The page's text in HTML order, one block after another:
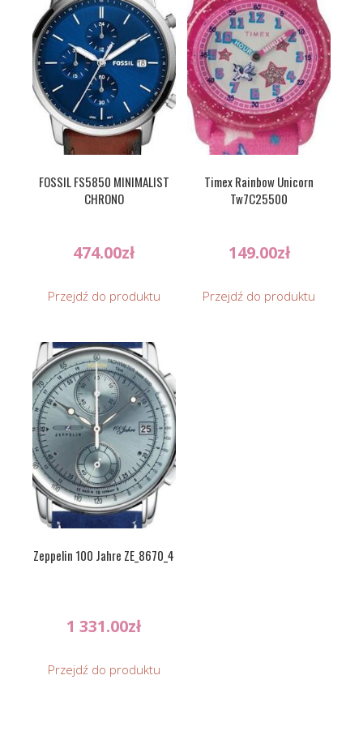
FOSSIL FS5850 MINIMALIST
CHRONO
474.00zł
Przejdź do produktu
Timex Rainbow Unicorn
Tw7C25500
149.00zł
Przejdź do produktu
Zeppelin 100 Jahre ZE_8670_4
1 331.00zł
Przejdź do produktu